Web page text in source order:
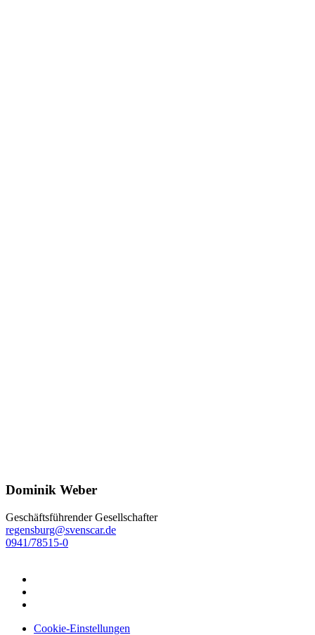
Dominik Weber
Geschäftsführender Gesellschafter
regensburg@svenscar.de
0941/78515-0
Cookie-Einstellungen